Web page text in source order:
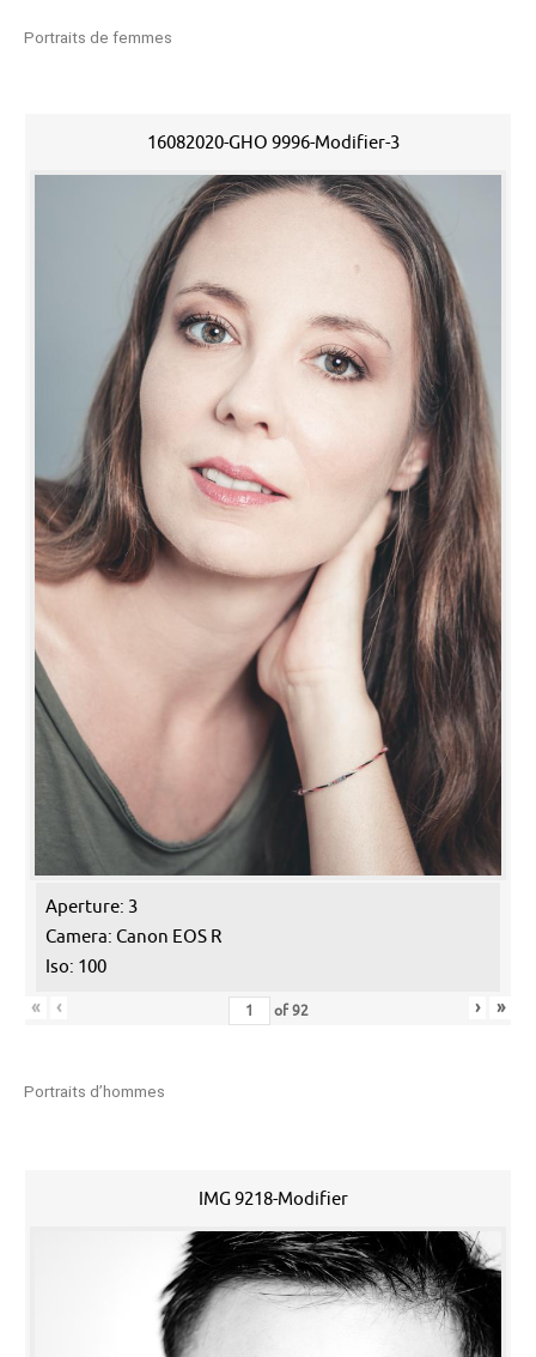
Portraits de femmes
16082020-GHO 9996-Modifier-3
Aperture: 3
Camera: Canon EOS R
Iso: 100
«
‹ of92 › »
Portraits d’hommes
IMG 9218-Modifier